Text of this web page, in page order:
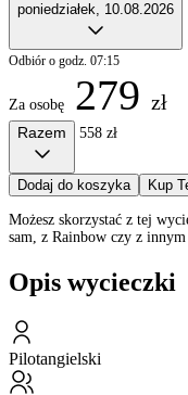
poniedziałek, 10.08.2026
Odbiór o godz. 07:15
Za osobę 279 zł
Razem 558 zł
Dodaj do koszyka Kup
Możesz skorzystać z tej
sam, z Rainbow czy z
Opis wycieczki
Pilotangielski